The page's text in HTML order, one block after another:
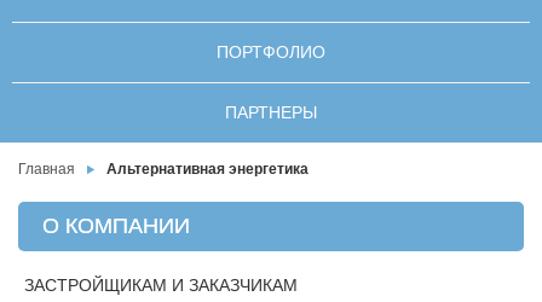
ПОРТФОЛИО
ПАРТНЕРЫ
Главная Альтернативная энергетика
О КОМПАНИИ
ЗАСТРОЙЩИКАМ И ЗАКАЗЧИКАМ